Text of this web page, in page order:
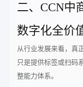
二、CCN中
数字化全价
从行业发展来看，真
只是提供标签或扫码
整能力体系。